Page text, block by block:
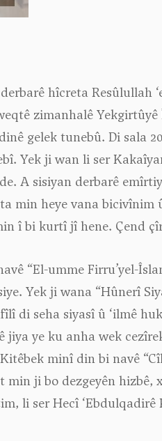
hîcreta Resûlullah
zimanhalê
gelek tunebû. Di sala
Yek ji wan li ser
A sisiyan derbarê
min heye vana bicivînim
î bi kurtî jî hene. Çend
“El-umme Firru’yel-
Yek ji wana “Hûnerî
di seha siyasî û ‘ilmê
ye ku anha wek
minî din bi navê
ji bo dezgeyên hizbê,
li ser Hecî